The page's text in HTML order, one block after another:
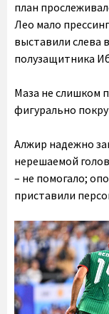
план
Лео мало
выставили слева
полузащитника
Маза не слишком
фигурально
Алжир надежно
нерешаемой
– не помогало;
приставили